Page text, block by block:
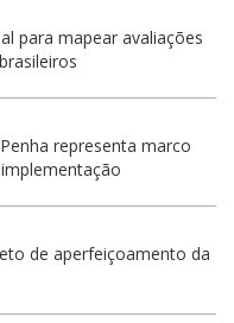
para mapear avaliações
representa marco
de aperfeiçoamento da